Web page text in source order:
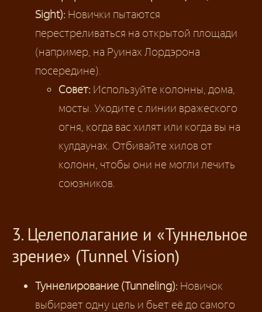
Sight): Новички пытаются
перестреливаться на открытой площади
(например, на Руинах Лордэрона
посередине).
Совет: Используйте колонны, дома,
мосты. Уходите с линии вражеского
огня, когда вас хилят или когда вы на
кулдаунах. Отбивайте хилов от
колонн, чтобы они не могли лечить
союзников.
3. Целеполагание и «Туннельное
зрение» (Tunnel Vision)
Туннелирование (Tunneling): Новичок
выбирает одну цель и бьет её до самого